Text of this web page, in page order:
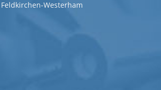
Westerham